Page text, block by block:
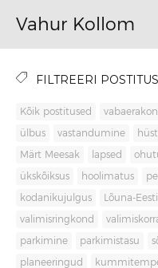
Vahur Kollom
FILTREERI
Kõik postitused
ülbus vastandumine
Märt Meesak lapsed
ükskõiksus hoolimatus
kodanikujulgus Lõuna-Eesti
valimisringkond
parkimine parkimistasu
planeeringud